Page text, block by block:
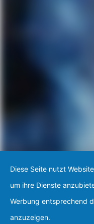
Diese Seite nutzt
um ihre Dienste
Werbung entsprechend
anzuzeigen.